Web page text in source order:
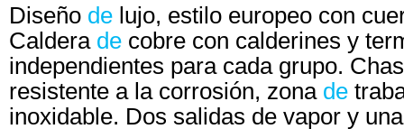
Diseño de lujo, estilo europeo con
Caldera de cobre con calderines y
independientes para cada grupo.
resistente a la corrosión, zona de
inoxidable. Dos salidas de vapor y